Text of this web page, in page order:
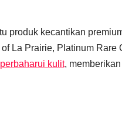
produk kecantikan
La Prairie, Platinum
kulit,